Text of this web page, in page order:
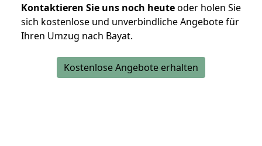
Kontaktieren Sie uns noch heuteoder holen Sie
sich kostenlose und unverbindliche Angebote für
Ihren Umzug nach Bayat.
Kostenlose Angebote erhalten